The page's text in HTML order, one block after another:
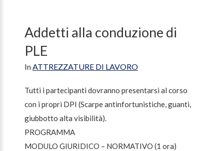
Addetti alla conduzione di
PLE
InATTREZZATURE DI LAVORO
Tutti i partecipanti dovranno presentarsi al corso
con i propri DPI (Scarpe antinfortunistiche, guanti,
giubbotto alta visibilità).
PROGRAMMA
MODULO GIURIDICO – NORMATIVO (1 ora)